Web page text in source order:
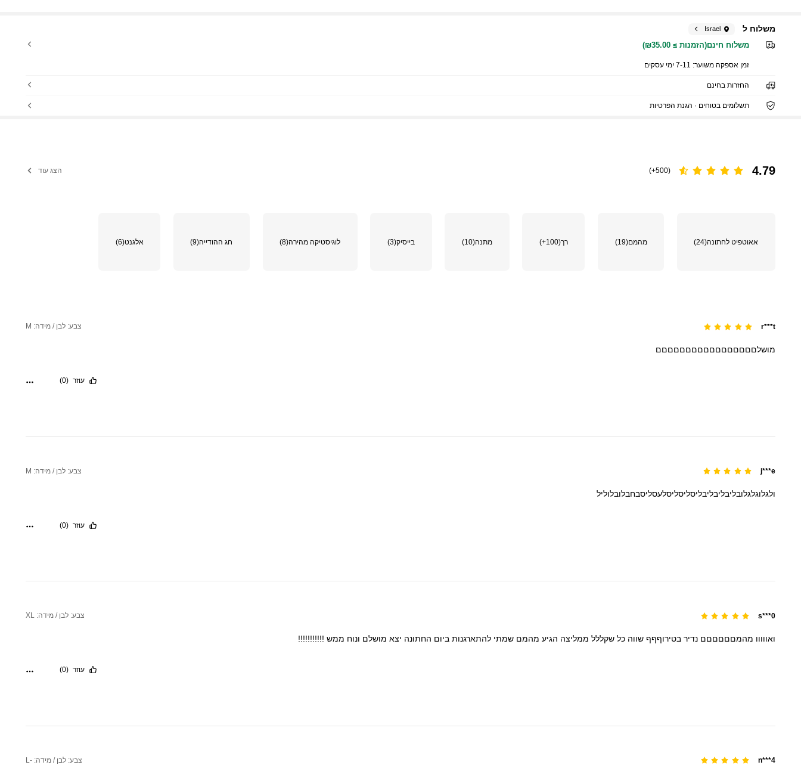
משלוח ל Israel
משלוח חינם(הזמנות ≥ ₪35.00)
זמן אספקה ​​משוער: 7-11 ימי עסקים
החזרות בחינם
תשלומים בטוחים · הגנת הפרטיות
4.79
(500+) הצג עוד
אאוטפיט לחתונה(24) מהמם(19) רך(100+) מתנה(10) בייסיק(3) לוגיסטיקה מהירה(8) חג ההודייה(9) אלגנט(6)
r***t צבע: לבן / מידה: M
מושלםםםםםםםםםםםםםםםםם
עוזר (0)
j***e צבע: לבן / מידה: M
ולגלוגלגלובליבליבליבליסליסליסלעסליסבחבלובלוליל
עוזר (0)
s***0 צבע: לבן / מידה: XL
ואווווו מהמםםםםםם נדיר בטירוףףף שווה כל שקללל ממליצה הגיע מהמם שמתי להתארגנות ביום החתונה יצא מושלם ונוח ממש !!!!!!!!!!!
עוזר (0)
n***4 צבע: לבן / מידה: -L